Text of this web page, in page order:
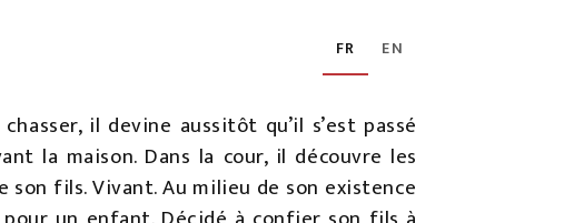
FR EN
il devine aussitôt qu’il s’est passé
la maison. Dans la cour, il découvre les
fils. Vivant. Au milieu de son existence